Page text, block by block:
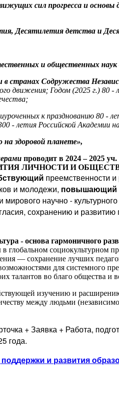
сил прогресса и основы
Десятилетия детства и
и общественных наук
странах Содружества
движения; Годом (2025 г.) 80
к празднованию 80 -
- летия Российской Академии
здоровой планете»,
проводит в 2024– 2025 уч.
ЛИЧНОСТИ И
преемственности
и молодежи, повышающий
научно -
сохранению и
- основа гармоничного
в глобальном социокультурном
— сохранение лучших
для системного
талантов во благо общества и
изучению и
между людьми
+ Заявка + Работа,
года.
и развития